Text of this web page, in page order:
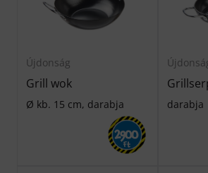
Újdonság
Grill wok
Ø kb. 15 cm, darabja
2900
Ft
darabja